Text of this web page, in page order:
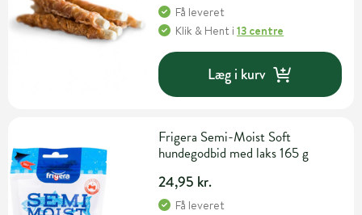
Få leveret
Klik & Hent i13 centre
Læg i kurv
Frigera Semi-Moist Soft
hundegodbid med laks 165 g
24,95 kr.
Få leveret